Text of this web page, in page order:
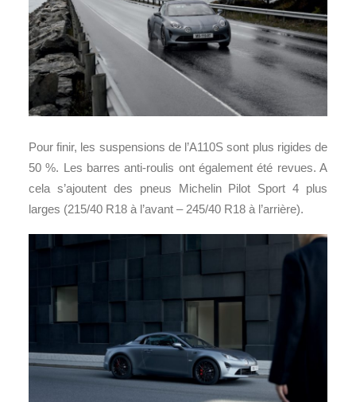
Pour finir, les suspensions de l’A110S sont plus rigides de
50 %. Les barres anti-roulis ont également été revues. A
cela s’ajoutent des pneus Michelin Pilot Sport 4 plus
larges (215/40 R18 à l’avant – 245/40 R18 à l’arrière).